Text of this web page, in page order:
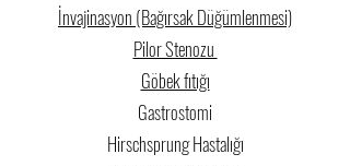
İnvajinasyon (Bağırsak Düğümlenmesi)
Pilor Stenozu
Göbek fıtığı
Gastrostomi
Hirschsprung Hastalığı